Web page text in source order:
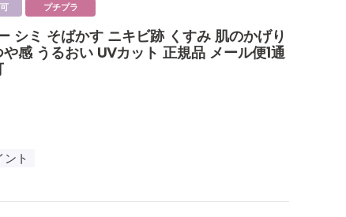
プチプラ
シミ そばかす ニキビ跡 くすみ 肌のかげり
感 うるおい UVカット 正規品 メール便1通
ント